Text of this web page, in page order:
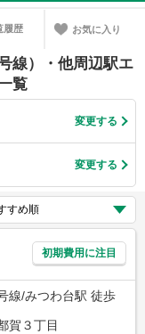
履歴 お気に入り
線）・他周辺駅エ
覧
変更する
変更する
初期費用に注目
線/みつわ台駅 徒歩
賀３丁目